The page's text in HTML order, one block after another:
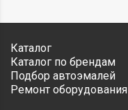
Каталог
Каталог по брендам
Подбор автоэмалей
Ремонт оборудования